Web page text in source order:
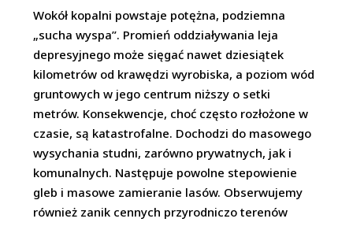
Wokół kopalni powstaje potężna, podziemna
„sucha wyspa”. Promień oddziaływania leja
depresyjnego może sięgać nawet dziesiątek
kilometrów od krawędzi wyrobiska, a poziom wód
gruntowych w jego centrum niższy o setki
metrów. Konsekwencje, choć często rozłożone w
czasie, są katastrofalne. Dochodzi do masowego
wysychania studni, zarówno prywatnych, jak i
komunalnych. Następuje powolne stepowienie
gleb i masowe zamieranie lasów. Obserwujemy
również zanik cennych przyrodniczo terenów